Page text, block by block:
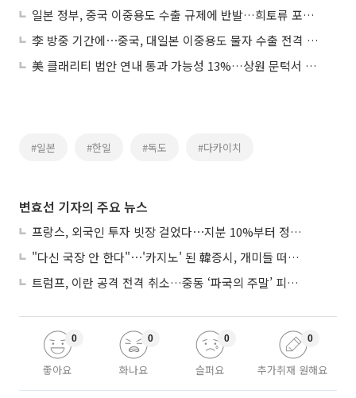
일본 정부, 중국 이중용도 수출 규제에 반발…희토류 포함 여부엔 신중
李 방중 기간에⋯중국, 대일본 이중용도 물자 수출 전격 금지
美 클래리티 법안 연내 통과 가능성 13%…상원 문턱서 제동
#일본 #한일 #독도 #다카이치
변효선 기자의 주요 뉴스
프랑스, 외국인 투자 빗장 걸었다⋯지분 10%부터 정부가 승인
"다신 국장 안 한다"⋯'카지노' 된 韓증시, 개미들 떠난다
트럼프, 이란 공격 전격 취소…중동 ‘파국의 주말’ 피했다
좋아요
0
화나요
0
슬퍼요
0
추가취재 원해요
0